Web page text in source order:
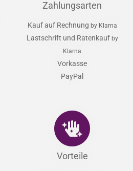
Zahlungsarten
Kauf auf Rechnung by Klarna
Lastschrift und Ratenkauf by
Klarna
Vorkasse
PayPal
Vorteile